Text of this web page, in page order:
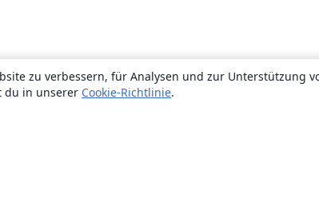
zu verbessern, für Analysen und zur Unterstützung
du in unserer Cookie-Richtlinie.